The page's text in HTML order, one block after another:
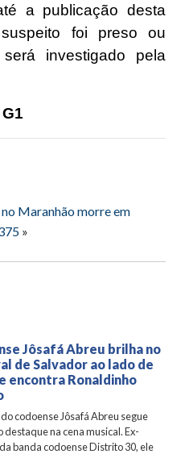
a publicação desta
foi preso ou
investigado pela
Maranhão morre em
»
Jôsafá Abreu brilha no
de Salvador ao lado de
encontra Ronaldinho
codoense Jôsafá Abreu segue
destaque na cena musical. Ex-
banda codoense Distrito 30, ele